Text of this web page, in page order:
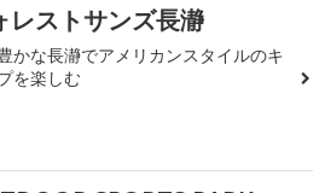
レストサンズ長瀞
かな長瀞でアメリカンスタイルのキ
を楽しむ